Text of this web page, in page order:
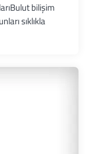
bilişim
sıklıkla